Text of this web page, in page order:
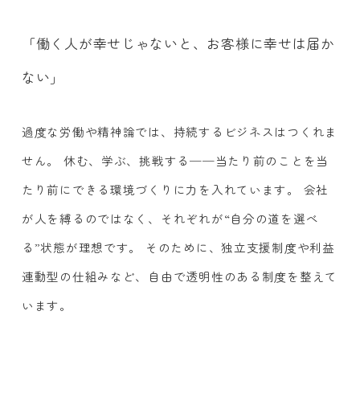
「働く人が幸せじゃないと、お客様に幸せは届か
ない」
過度な労働や精神論では、持続するビジネスはつくれま
せん。 休む、学ぶ、挑戦する──当たり前のことを当
たり前にできる環境づくりに力を入れています。 会社
が人を縛るのではなく、それぞれが“自分の道を選べ
る”状態が理想です。 そのために、独立支援制度や利益
連動型の仕組みなど、自由で透明性のある制度を整えて
います。